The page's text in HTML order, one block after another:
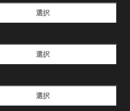
選択
選択
選択